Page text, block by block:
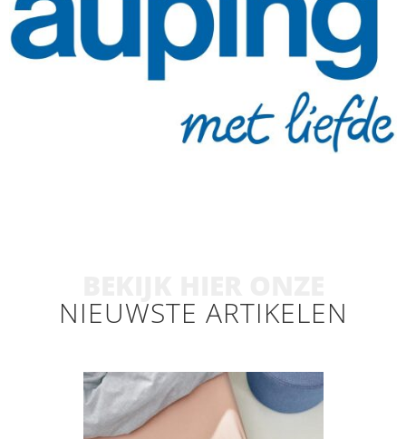
NIEUWSTE ARTIKELEN